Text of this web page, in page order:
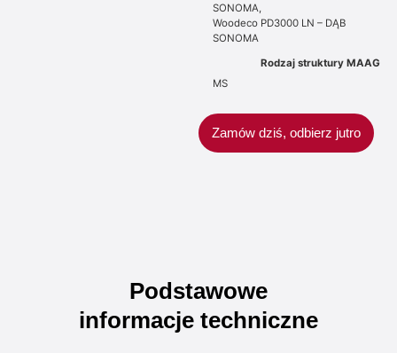
SONOMA,
Woodeco PD3000 LN – DĄB
SONOMA
Rodzaj struktury MAAG
MS
Zamów dziś, odbierz jutro
Podstawowe
informacje techniczne